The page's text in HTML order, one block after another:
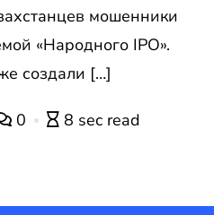
мошенники
«Народного IPO».
создали […]
0 8 sec read